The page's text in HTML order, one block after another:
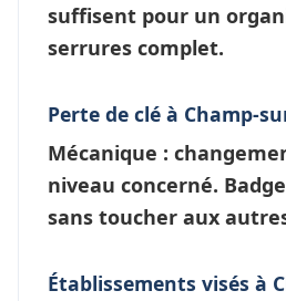
suffisent pour un
serrures complet.
Perte de clé à Champ-
Mécanique :
niveau concerné.
sans toucher aux
Établissements visés à